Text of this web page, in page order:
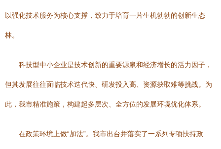
以强化技术服务为核心支撑，致力于培育一片生机勃勃的创新生态
林。
科技型中小企业是技术创新的重要源泉和经济增长的活力因子，
但其发展往往面临技术迭代快、研发投入高、资源获取难等挑战。为
此，我市精准施策，构建起多层次、全方位的发展环境优化体系。
在政策环境上做“加法”。我市出台并落实了一系列专项扶持政